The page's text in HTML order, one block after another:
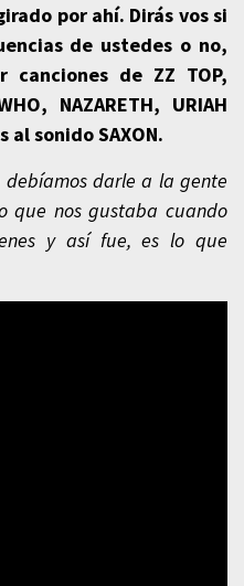
por ahí. Dirás vos si
de ustedes o no,
canciones de ZZ TOP,
NAZARETH, URIAH
sonido SAXON.
debíamos darle a la gente
que nos gustaba cuando
y así fue, es lo que